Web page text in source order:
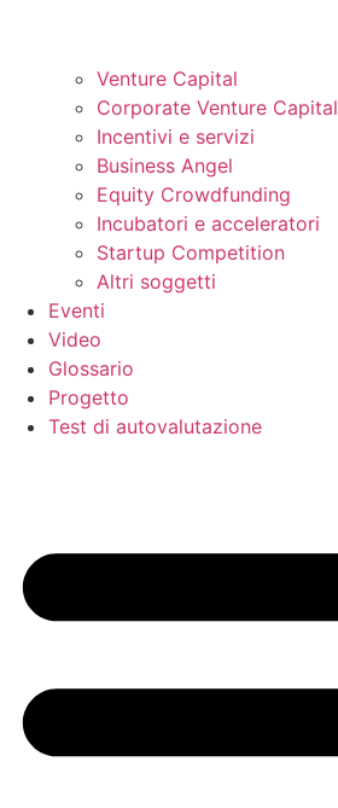
Venture Capital
Corporate Venture Capital
Incentivi e servizi
Business Angel
Equity Crowdfunding
Incubatori e acceleratori
Startup Competition
Altri soggetti
Eventi
Video
Glossario
Progetto
Test di autovalutazione